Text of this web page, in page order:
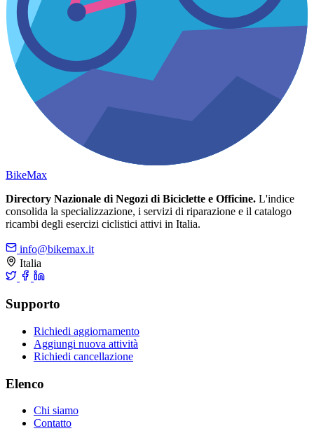
BikeMax
Directory Nazionale di Negozi di Biciclette e Officine. L'indice
consolida la specializzazione, i servizi di riparazione e il catalogo
ricambi degli esercizi ciclistici attivi in Italia.
info@bikemax.it
Italia
Supporto
Richiedi aggiornamento
Aggiungi nuova attività
Richiedi cancellazione
Elenco
Chi siamo
Contatto